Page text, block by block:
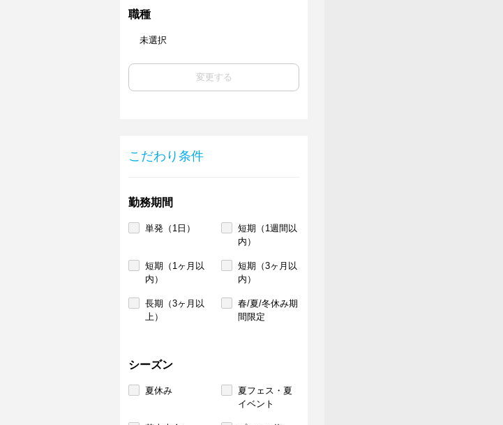
職種
未選択
変更する
こだわり条件
勤務期間
単発（1日）
短期（1週間以
内）
短期（1ヶ月以
内）
短期（3ヶ月以
内）
長期（3ヶ月以
上）
春/夏/冬休み期
間限定
シーズン
夏休み
夏フェス・夏
イベント